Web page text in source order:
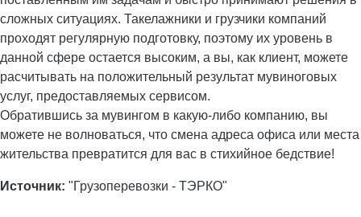
сложных ситуациях. Такелажники и грузчики компаний
проходят регулярную подготовку, поэтому их уровень в
данной сфере остается высоким, а вы, как клиент, можете
расчитывать на положительный результат мувиноговых
услуг, предоставляемых сервисом.
Обратившись за мувингом в какую-либо компанию, вы
можете не волноваться, что смена адреса офиса или места
жительства превратится для вас в стихийное бедствие!
Источник: "Грузоперевозки - ТЭРКО"